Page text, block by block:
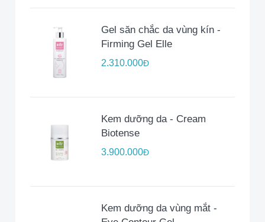
Gel săn chắc da vùng kín -
Firming Gel Elle
2.310.000Đ
Kem dưỡng da - Cream
Biotense
3.900.000Đ
Kem dưỡng da vùng mắt -